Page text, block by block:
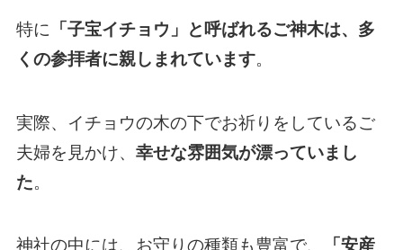
特に 「子宝イチョウ」と呼ばれるご神木は、多
くの参拝者に親しまれています。
実際、イチョウの木の下でお祈りをしているご
夫婦を見かけ、 幸せな雰囲気が漂っていまし
た。
神社の中には、お守りの種類も豊富で、
「安産